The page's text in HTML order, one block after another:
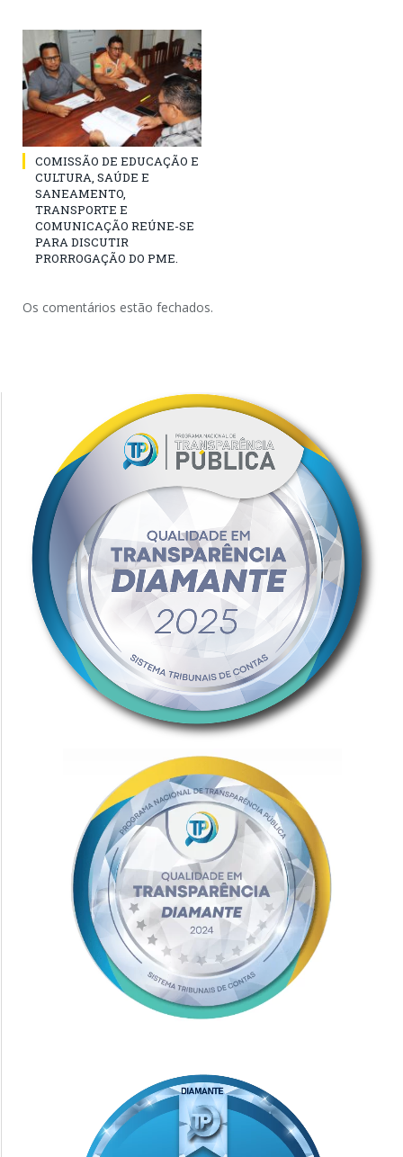
COMISSÃO DE EDUCAÇÃO E
CULTURA, SAÚDE E
SANEAMENTO,
TRANSPORTE E
COMUNICAÇÃO REÚNE-SE
PARA DISCUTIR
PRORROGAÇÃO DO PME.
Os comentários estão fechados.